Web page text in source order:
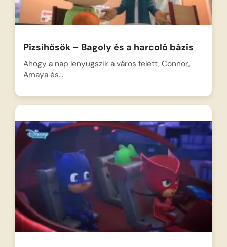
Pizsihősök – Bagoly és a harcoló bázis
Ahogy a nap lenyugszik a város felett, Connor,
Amaya és…